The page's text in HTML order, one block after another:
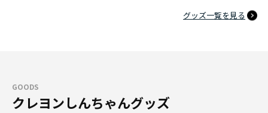
グッズ一覧を見る
GOODS
クレヨンしんちゃんグッズ